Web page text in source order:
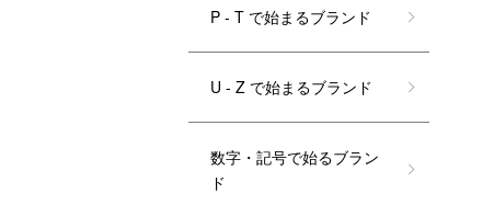
P - T で始まるブランド
U - Z で始まるブランド
数字・記号で始るブラン
ド